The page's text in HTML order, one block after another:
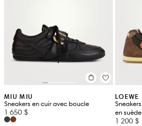
MIU MIU
Sneakers en cuir avec boucle
1 650 $
LOEWE
en suède
1 200 $